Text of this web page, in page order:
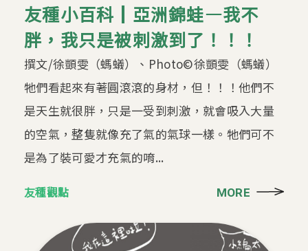
友種小百科┃亞洲錦蛙—我不
胖，我只是被刺激到了！！！
撰文/徐顗雯（螞蟻）、Photo©徐顗雯（螞蟻）
牠們看起來有著圓滾滾的身材，但！！！他們不
是天生就很胖，只是一受到刺激，就會吸入大量
的空氣，整隻就像充了氣的氣球一樣。牠們可不
是為了裝可愛才充氣的唷...
友種觀點 MORE